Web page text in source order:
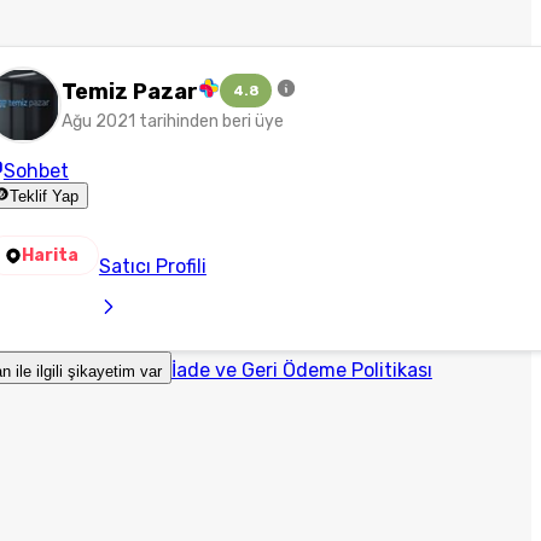
Temiz Pazar 4.8
Ağu 2021 tarihinden beri üye
Sohbet
Teklif Yap
Harita Satıcı Profili
ile ilgili şikayetim var İade ve Geri Ödeme Politikası